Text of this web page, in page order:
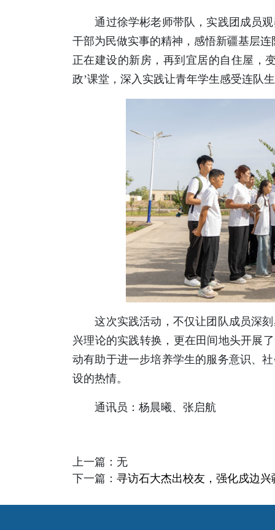
通过徐学彬老师带队，实践团成员观
干部为民做实事的精神，感悟新疆基层
正在建设的新房，再到宜居的自住屋，
政’课堂，深入实践让青年学生感受连队
这次实践活动，不仅让团队成员深刻
兴理论的实践转换，更在田间地头开展
动有助于进一步培养学生的服务意识、
设的热情。
通讯员：杨晨曦、张启航
上一篇： 无
下一篇： 寻访石大杰出校友，强化戍边兴